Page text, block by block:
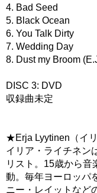
4. Bad Seed
5. Black Ocean
6. You Talk Dirty
7. Wedding Day
8. Dust my Broom
DISC 3: DVD
収録曲未定
★Erja Lyytinen（イ
イリア・ライチネン
リスト。15歳から音
動。毎年ヨーロッパ
ニー・レイットなど